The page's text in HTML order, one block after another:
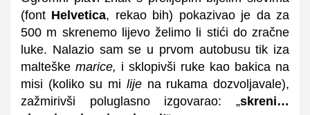
(font Helvetica, rekao bih) pokazivao je da za
500 m skrenemo lijevo želimo li stići do zračne
luke. Nalazio sam se u prvom autobusu tik iza
malteške marice, i sklopivši ruke kao bakica na
misi (koliko su mi lijena rukama dozvoljavale),
zažmirivši poluglasno izgovarao: „skreni…